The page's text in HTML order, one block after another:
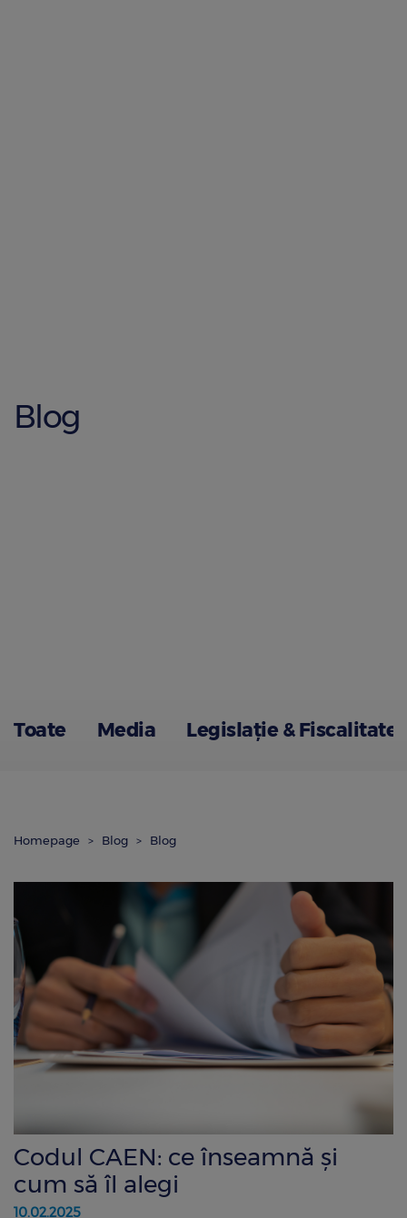
Blog
Toate Media Legislație & Fiscalitate
Homepage Blog Blog
Codul CAEN: ce înseamnă și
cum să îl alegi
10.02.2025